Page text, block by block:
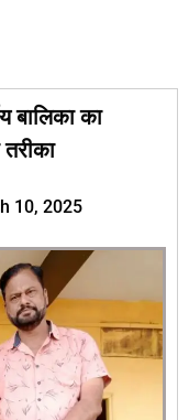
बालिका का
10, 2025